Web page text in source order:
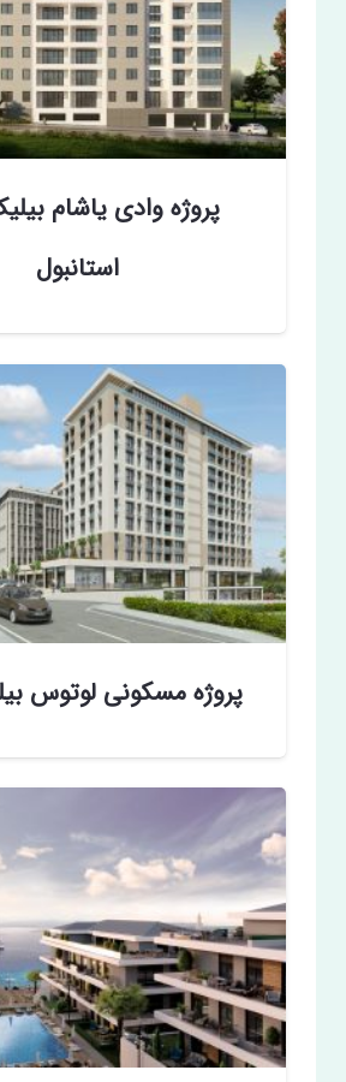
پروژه وادی یاشام
استانبول
پروژه مسکونی لوتوس